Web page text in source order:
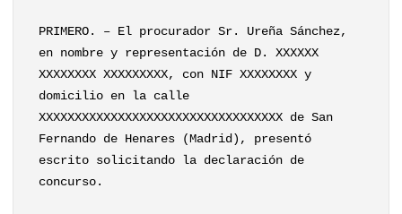
PRIMERO. – El procurador Sr. Ureña Sánchez,
en nombre y representación de D. XXXXXX
XXXXXXXX XXXXXXXXX, con NIF XXXXXXXX y
domicilio en la calle
XXXXXXXXXXXXXXXXXXXXXXXXXXXXXXXXXX de San
Fernando de Henares (Madrid), presentó
escrito solicitando la declaración de
concurso.